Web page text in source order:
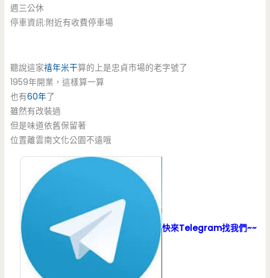
週三公休
停車資訊:附近有收費停車場
聽說這家禧年米干算的上是忠貞市場的老字號了
1959年開業，這樣算一算
也有60年了
雖然有改裝過
但是味道依舊保留著
位置離雲南文化公園不遠哦
快來Telegram找我們~~